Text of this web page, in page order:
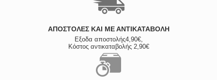
ΑΠΟΣΤΟΛΈΣ ΚΑΙ ΜΕ ΑΝΤΙΚΑΤΑΒΟΛΗ
Εξοδα αποστολής4,90€,
Κόστος αντικαταβολής 2,90€